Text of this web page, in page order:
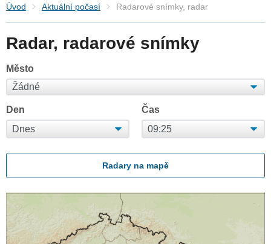
Úvod Aktuální počasí Radarové snímky, radar
Radar, radarové snímky
Město
Den Čas
Radary na mapě